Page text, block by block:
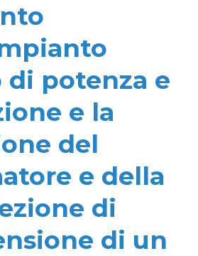
potenza e
e la
del
e della
di
di un